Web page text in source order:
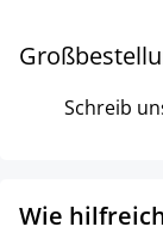
Schreib
Wie